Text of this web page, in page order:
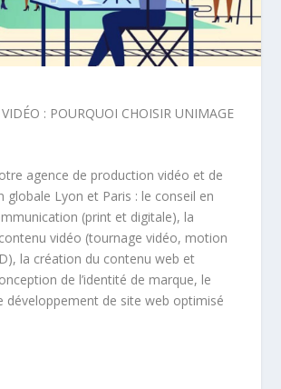
: POURQUOI CHOISIR UNIMAGE
agence de production vidéo et de
globale Lyon et Paris : le conseil en
(print et digitale), la
vidéo (tournage vidéo, motion
la création du contenu web et
de l’identité de marque, le
développement de site web optimisé